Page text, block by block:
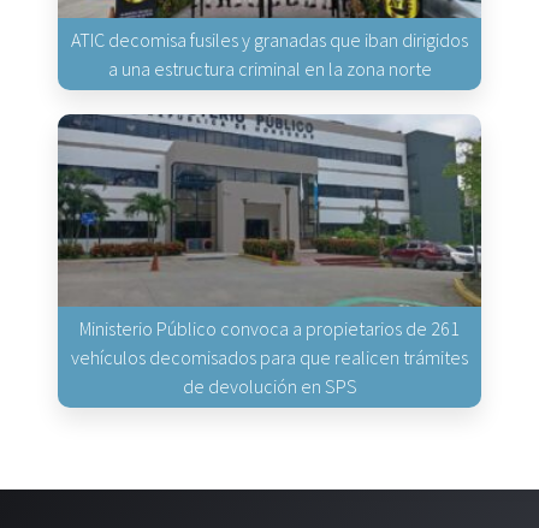
ATIC decomisa fusiles y granadas que iban dirigidos
a una estructura criminal en la zona norte
Ministerio Público convoca a propietarios de 261
vehículos decomisados para que realicen trámites
de devolución en SPS